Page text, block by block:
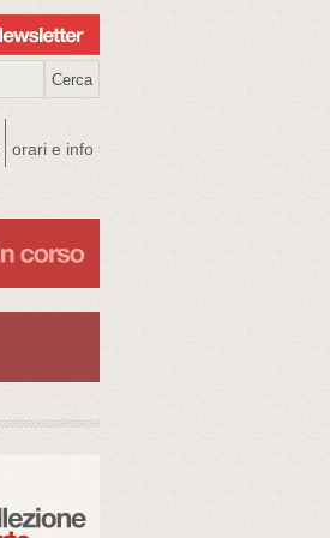
orari e info